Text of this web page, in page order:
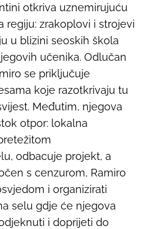
otkriva uznemirujuću
regiju: zrakoplovi i strojevi
u blizini seoskih škola
učenika. Odlučan
se priključuje
koje razotkrivaju tu
Međutim, njegova
otpor: lokalna
odbacuje projekt, a
s cenzurom, Ramiro
i organizirati
selu gdje će njegova
i doprijeti do